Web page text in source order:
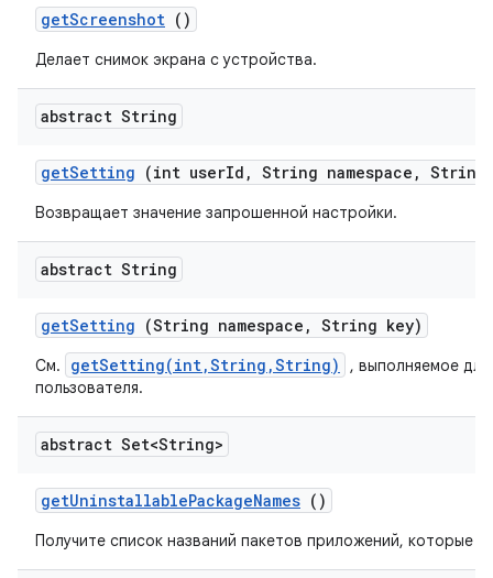
getScreenshot ()
Делает снимок экрана с устройства.
abstract String
getSetting (int userId , String namespace , String
Возвращает значение запрошенной настройки.
abstract String
getSetting (String namespace , String key)
См. getSetting(int,String,String)
, выполняемое
пользователя.
abstract Set<String>
getUninstallablePackageNames ()
Получите список названий пакетов приложений, которые